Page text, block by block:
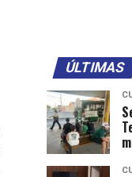
ÚLTIMAS